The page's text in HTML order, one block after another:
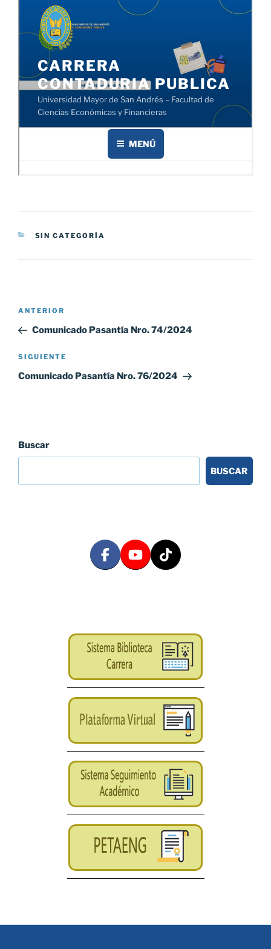
CATEGORÍAS
SIN CATEGORÍA
Navegación
entradas
Entrada
anterior:
ANTERIOR
Comunicado Pasantía Nro. 74/2024
Siguiente
entrada
SIGUIENTE
Comunicado Pasantía Nro. 76/2024
Buscar
BUSCAR